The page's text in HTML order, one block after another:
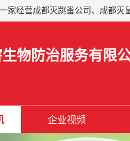
物防治服务有限
企业视频